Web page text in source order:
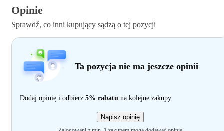
Opinie
Sprawdź, co inni kupujący sądzą o tej pozycji
Ta pozycja nie ma jeszcze opinii
Dodaj opinię i odbierz 5% rabatu na kolejne zakupy
Napisz opinię